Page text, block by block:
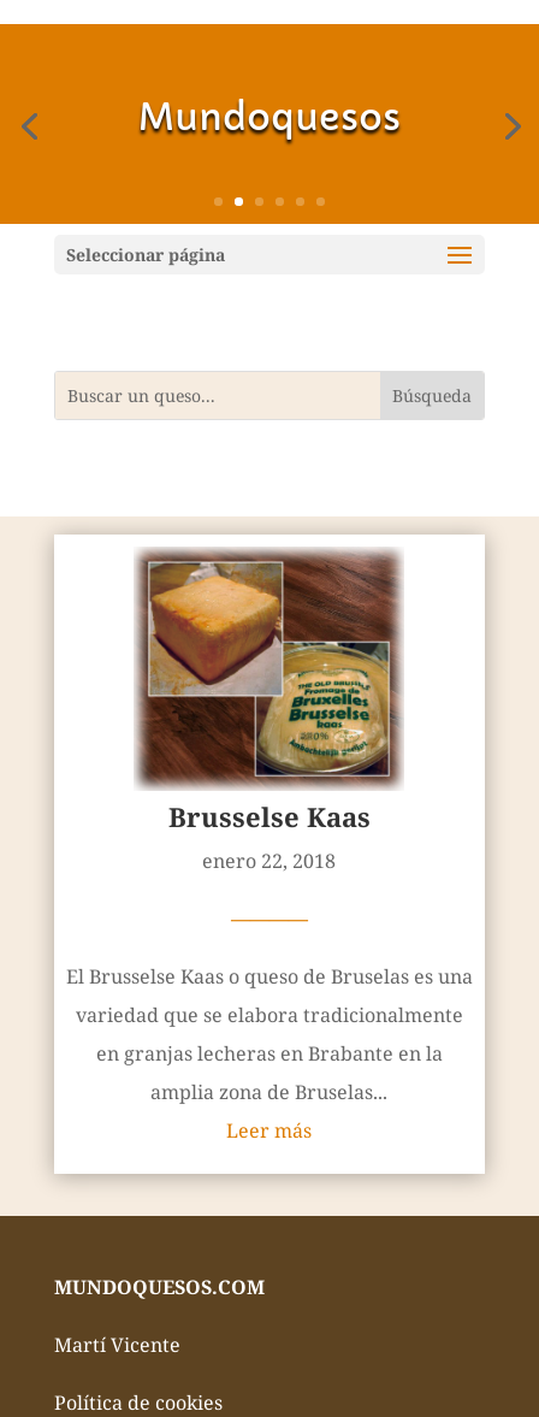
Mundoquesos
Seleccionar página
Brusselse Kaas
enero 22, 2018
————
El Brusselse Kaas o queso de Bruselas es una
variedad que se elabora tradicionalmente
en granjas lecheras en Brabante en la
amplia zona de Bruselas...
Leer más
MUNDOQUESOS.COM
Martí Vicente
Política de cookies